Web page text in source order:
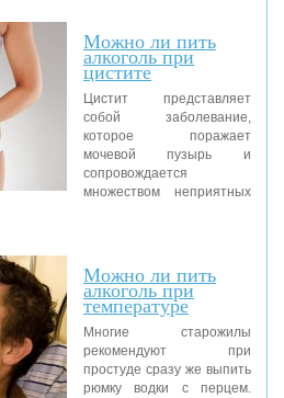
Можно ли пить
алкоголь при
цистите
Цистит представляет
собой заболевание,
которое поражает
мочевой пузырь и
сопровождается
множеством неприятных
Можно ли пить
алкоголь при
температуре
Многие старожилы
рекомендуют при
простуде сразу же выпить
рюмку водки с перцем.